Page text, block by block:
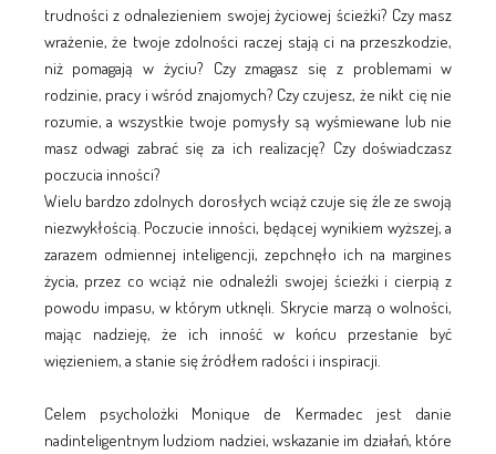
trudności z odnalezieniem swojej życiowej ścieżki? Czy masz
wrażenie, że twoje zdolności raczej stają ci na przeszkodzie,
niż pomagają w życiu? Czy zmagasz się z problemami w
rodzinie, pracy i wśród znajomych? Czy czujesz, że nikt cię nie
rozumie, a wszystkie twoje pomysły są wyśmiewane lub nie
masz odwagi zabrać się za ich realizację? Czy doświadczasz
poczucia inności?
Wielu bardzo zdolnych dorosłych wciąż czuje się źle ze swoją
niezwykłością. Poczucie inności, będącej wynikiem wyższej, a
zarazem odmiennej inteligencji, zepchnęło ich na margines
życia, przez co wciąż nie odnaleźli swojej ścieżki i cierpią z
powodu impasu, w którym utknęli. Skrycie marzą o wolności,
mając nadzieję, że ich inność w końcu przestanie być
więzieniem, a stanie się źródłem radości i inspiracji.
Celem psycholożki Monique de Kermadec jest danie
nadinteligentnym ludziom nadziei, wskazanie im działań, które